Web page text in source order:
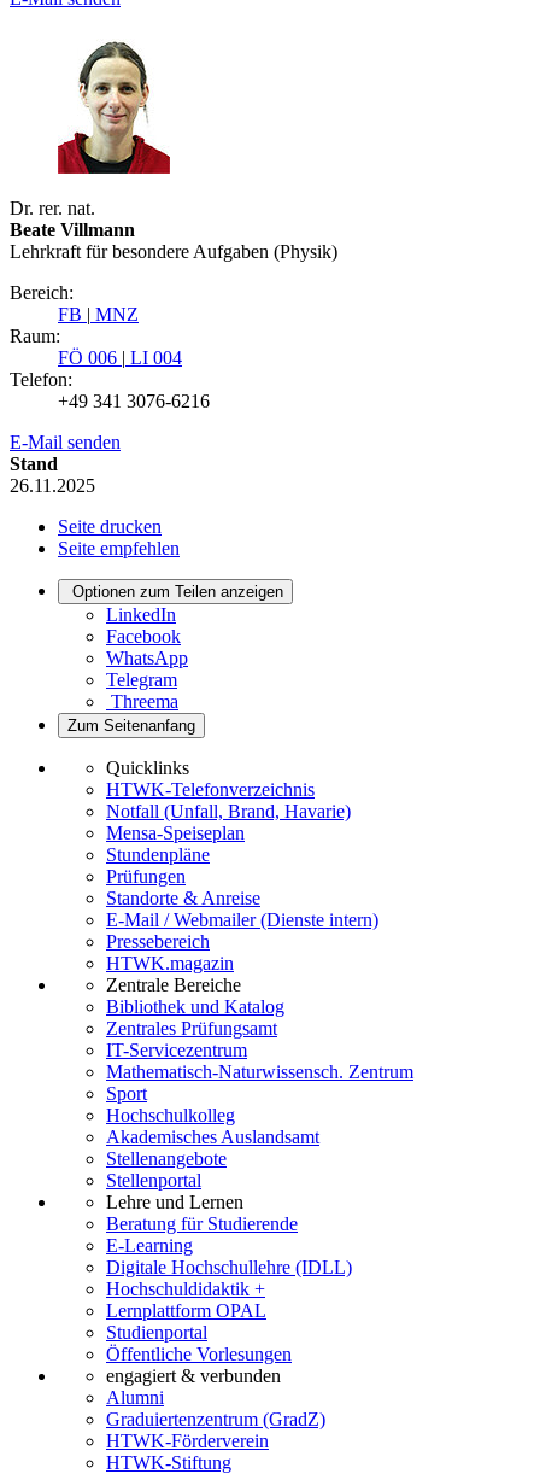
Dr. rer. nat.
Beate Villmann
Lehrkraft für besondere Aufgaben (Physik)
Bereich:
FB | MNZ
Raum:
FÖ 006 | LI 004
Telefon:
+49 341 3076-6216
E-Mail senden
Stand
26.11.2025
Seite drucken
Seite empfehlen
Optionen zum Teilen anzeigen
LinkedIn
Facebook
WhatsApp
Telegram
Threema
Zum Seitenanfang
Quicklinks
HTWK-Telefonverzeichnis
Notfall (Unfall, Brand, Havarie)
Mensa-Speiseplan
Stundenpläne
Prüfungen
Standorte & Anreise
E-Mail / Webmailer (Dienste intern)
Pressebereich
HTWK.magazin
Zentrale Bereiche
Bibliothek und Katalog
Zentrales Prüfungsamt
IT-Servicezentrum
Mathematisch-Naturwissensch. Zentrum
Sport
Hochschulkolleg
Akademisches Auslandsamt
Stellenangebote
Stellenportal
Lehre und Lernen
Beratung für Studierende
E-Learning
Digitale Hochschullehre (IDLL)
Hochschuldidaktik +
Lernplattform OPAL
Studienportal
Öffentliche Vorlesungen
engagiert & verbunden
Alumni
Graduiertenzentrum (GradZ)
HTWK-Förderverein
HTWK-Stiftung